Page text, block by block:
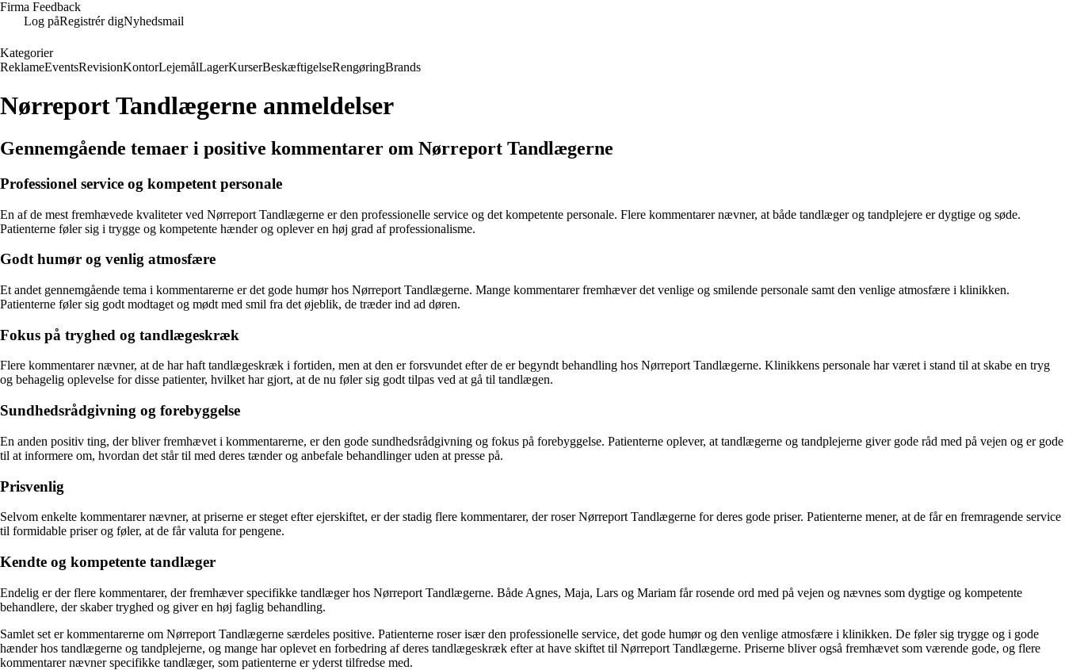
Firma Feedback
Log påRegistrér digNyhedsmail
Kategorier
ReklameEventsRevisionKontorLejemålLagerKurserBeskæftigelseRengøringBrands
Nørreport Tandlægerne anmeldelser
Gennemgående temaer i positive kommentarer om Nørreport Tandlægerne
Professionel service og kompetent personale
En af de mest fremhævede kvaliteter ved Nørreport Tandlægerne er den professionelle service og det kompetente personale. Flere kommentarer nævner, at både tandlæger og tandplejere er dygtige og søde.
Patienterne føler sig i trygge og kompetente hænder og oplever en høj grad af professionalisme.
Godt humør og venlig atmosfære
Et andet gennemgående tema i kommentarerne er det gode humør hos Nørreport Tandlægerne. Mange kommentarer fremhæver det venlige og smilende personale samt den venlige atmosfære i klinikken.
Patienterne føler sig godt modtaget og mødt med smil fra det øjeblik, de træder ind ad døren.
Fokus på tryghed og tandlægeskræk
Flere kommentarer nævner, at de har haft tandlægeskræk i fortiden, men at den er forsvundet efter de er begyndt behandling hos Nørreport Tandlægerne. Klinikkens personale har været i stand til at skabe en tryg
og behagelig oplevelse for disse patienter, hvilket har gjort, at de nu føler sig godt tilpas ved at gå til tandlægen.
Sundhedsrådgivning og forebyggelse
En anden positiv ting, der bliver fremhævet i kommentarerne, er den gode sundhedsrådgivning og fokus på forebyggelse. Patienterne oplever, at tandlægerne og tandplejerne giver gode råd med på vejen og er gode
til at informere om, hvordan det står til med deres tænder og anbefale behandlinger uden at presse på.
Prisvenlig
Selvom enkelte kommentarer nævner, at priserne er steget efter ejerskiftet, er der stadig flere kommentarer, der roser Nørreport Tandlægerne for deres gode priser. Patienterne mener, at de får en fremragende service
til formidable priser og føler, at de får valuta for pengene.
Kendte og kompetente tandlæger
Endelig er der flere kommentarer, der fremhæver specifikke tandlæger hos Nørreport Tandlægerne. Både Agnes, Maja, Lars og Mariam får rosende ord med på vejen og nævnes som dygtige og kompetente
behandlere, der skaber tryghed og giver en høj faglig behandling.
Samlet set er kommentarerne om Nørreport Tandlægerne særdeles positive. Patienterne roser især den professionelle service, det gode humør og den venlige atmosfære i klinikken. De føler sig trygge og i gode
hænder hos tandlægerne og tandplejerne, og mange har oplevet en forbedring af deres tandlægeskræk efter at have skiftet til Nørreport Tandlægerne. Priserne bliver også fremhævet som værende gode, og flere
kommentarer nævner specifikke tandlæger, som patienterne er yderst tilfredse med.